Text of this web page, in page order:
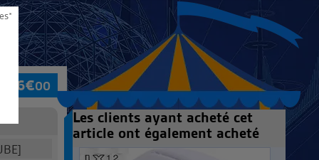
6€00
Les clients ayant acheté cet
article ont également acheté